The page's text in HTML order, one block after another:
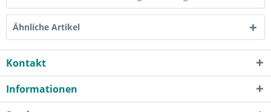
Ähnliche Artikel
Kontakt
Informationen